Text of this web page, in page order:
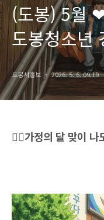
(도봉) 5월
도봉청소년
(동의O)
도봉서홍보 2026. 5. 6. 09:19
👮‍♀️가정의 달 맞이 나